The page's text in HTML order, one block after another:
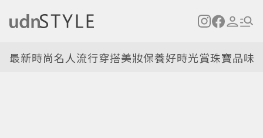
最新時尚名人流行穿搭美妝保養好時光賞珠寶品味